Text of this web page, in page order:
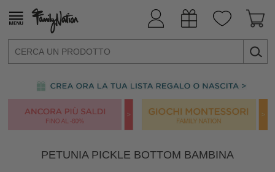
PETUNIA PICKLE BOTTOM BAMBINA